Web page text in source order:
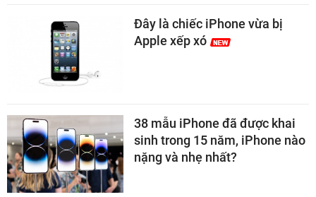
Đây là chiếc iPhone vừa bị
Apple xếp xó
38 mẫu iPhone đã được khai
sinh trong 15 năm, iPhone nào
nặng và nhẹ nhất?